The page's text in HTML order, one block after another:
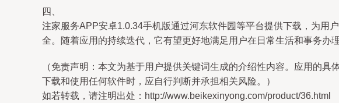
四、
注家服务APP安卓1.0.34手机版通过河东软件园等平台提供下载，为用
全。随着应用的持续迭代，它有望更好地满足用户在日常生活和事务办
（免责声明：本文为基于用户提供关键词生成的介绍性内容。应用的
下载和使用任何软件时，应自行判断并承担相关风险。）
如若转载，请注明出处：http://www.beikexinyong.com/product/36.html